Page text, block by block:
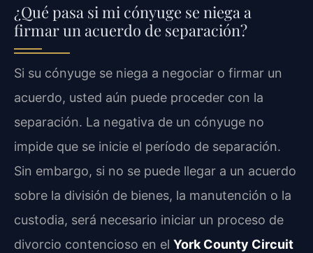
¿Qué pasa si mi cónyuge se niega a
firmar un acuerdo de separación?
Si su cónyuge se niega a negociar o firmar un
acuerdo, usted aún puede proceder con la
separación. La negativa de un cónyuge no
impide que se inicie el período de separación.
Sin embargo, si no se puede llegar a un acuerdo
sobre la división de bienes, la manutención o la
custodia, será necesario iniciar un proceso de
divorcio contencioso en el York County Circuit